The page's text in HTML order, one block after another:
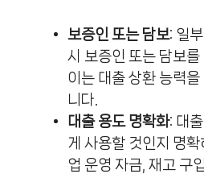
보증인 또는 담보: 일
시 보증인 또는 담보를
이는 대출 상환 능력
니다.
대출 용도 명확화: 대
게 사용할 것인지 명
업 운영 자금, 재고 구